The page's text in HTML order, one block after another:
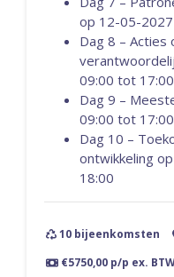
op 12-05-
Dag 8 –
09:00 tot 17:00
Dag 9 –
09:00 tot 17:00
Dag 10 –
ontwikkeling
18:00
10 bijeenkomsten
€5750,00 p/p ex.